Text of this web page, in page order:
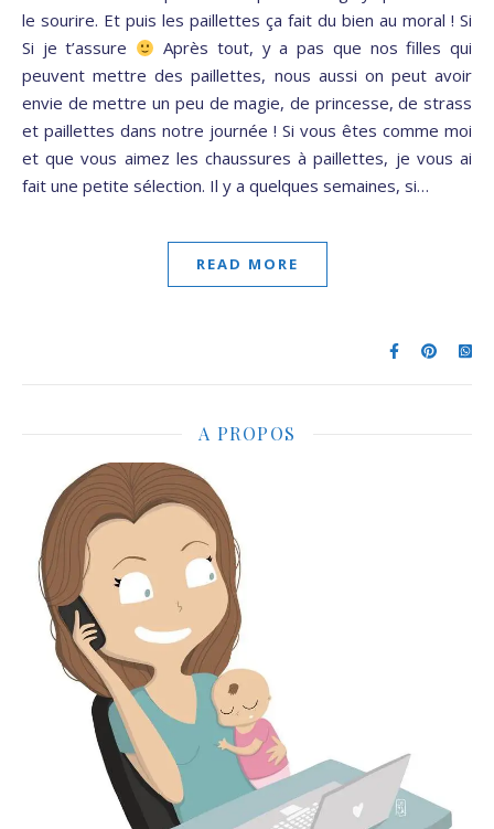
le sourire. Et puis les paillettes ça fait du bien au moral ! Si
Si je t’assure
Après tout, y a pas que nos filles qui
peuvent mettre des paillettes, nous aussi on peut avoir
envie de mettre un peu de magie, de princesse, de strass
et paillettes dans notre journée ! Si vous êtes comme moi
et que vous aimez les chaussures à paillettes, je vous ai
fait une petite sélection. Il y a quelques semaines, si…
READ MORE
A PROPOS